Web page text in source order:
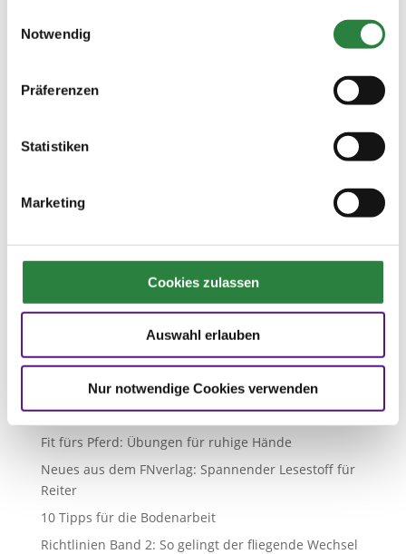
Notwendig
Präferenzen
Statistiken
Marketing
Cookies zulassen
Auswahl erlauben
Nur notwendige Cookies verwenden
Editorial
Namen und Nachrichten
Kommunikation zwischen Pferd und Mensch: Die
Sprache der Pferde
Impfungen als Wunder der Medizin
Persönlichkeiten der Pferdeszene: Dr. Juliette
Mallison
Fit fürs Pferd: Übungen für ruhige Hände
Neues aus dem FNverlag: Spannender Lesestoff für
Reiter
10 Tipps für die Bodenarbeit
Richtlinien Band 2: So gelingt der fliegende Wechsel